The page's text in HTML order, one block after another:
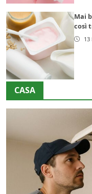
Mai
così
13
CASA